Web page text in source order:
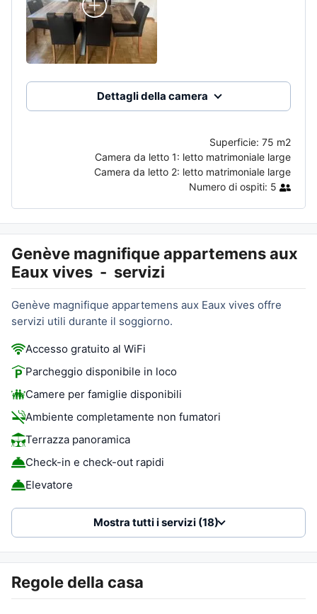
Dettagli della camera
Superficie: 75 m2
Camera da letto 1: letto matrimoniale large
Camera da letto 2: letto matrimoniale large
Numero di ospiti: 5
Genève magnifique appartemens aux
Eaux vives - servizi
Genève magnifique appartemens aux Eaux vives offre
servizi utili durante il soggiorno.
Accesso gratuito al WiFi
Parcheggio disponibile in loco
Camere per famiglie disponibili
Ambiente completamente non fumatori
Terrazza panoramica
Check-in e check-out rapidi
Elevatore
Mostra tutti i servizi (18)
Regole della casa